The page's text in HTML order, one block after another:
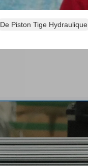
De Piston Tige Hydraulique